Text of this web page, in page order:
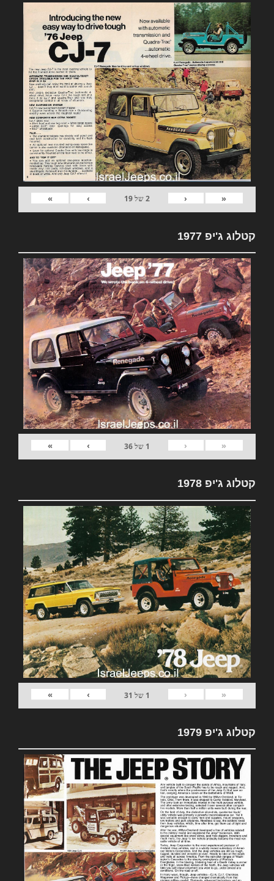
«
‹
2של19
›
»
קטלוג ג'יפ 1977
«
‹
1 של36
›
»
קטלוג ג'יפ 1978
«
‹
1 של 31
›
»
קטלוג ג'יפ 1979